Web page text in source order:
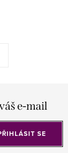
e-mail
SE